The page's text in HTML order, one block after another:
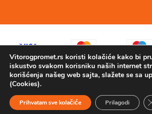
Vitorogpromet.rs koristi kolačiće kako bi
iskustvo svakom korisniku naših internet
korišćenja našeg web sajta, slažete se sa
(Cookies).
Prihvatam sve kolačiće Prilagodi